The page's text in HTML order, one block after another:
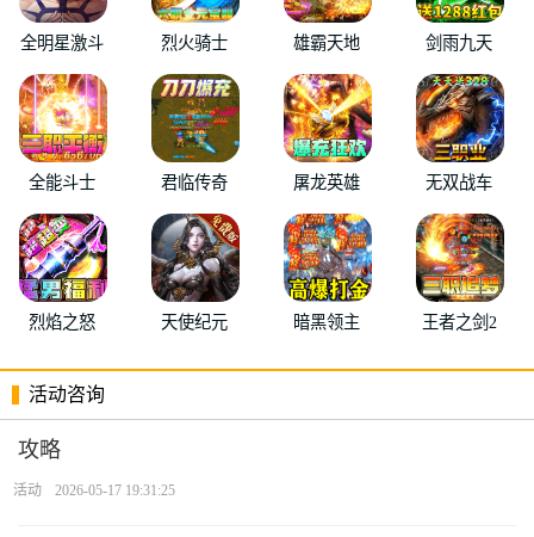
全明星激斗 烈火骑士 雄霸天地 剑雨九天
全能斗士 君临传奇 屠龙英雄 无双战车
烈焰之怒 天使纪元 暗黑领主 王者之剑2
活动咨询
攻略
活动 2026-05-17 19:31:25